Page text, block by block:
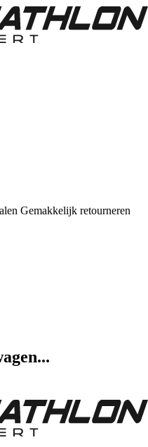
Gemakkelijk retourneren